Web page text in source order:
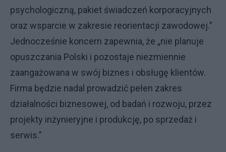
psychologiczną, pakiet świadczeń korporacyjnych
oraz wsparcie w zakresie reorientacji zawodowej.”
Jednocześnie koncern zapewnia, że „nie planuje
opuszczania Polski i pozostaje niezmiennie
zaangażowana w swój biznes i obsługę klientów.
Firma będzie nadal prowadzić pełen zakres
działalności biznesowej, od badań i rozwoju, przez
projekty inżynieryjne i produkcję, po sprzedaż i
serwis.”